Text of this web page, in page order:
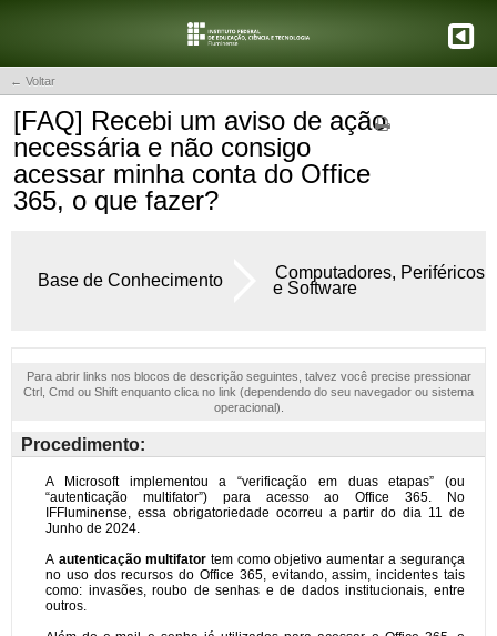
← Voltar
[FAQ] Recebi um aviso de ação
necessária e não consigo
acessar minha conta do Office
365, o que fazer?
Base de Conhecimento
Computadores, Periféricos
e Software
Para abrir links nos blocos de descrição seguintes, talvez você precise pressionar
Ctrl, Cmd ou Shift enquanto clica no link (dependendo do seu navegador ou sistema
operacional).
Procedimento: